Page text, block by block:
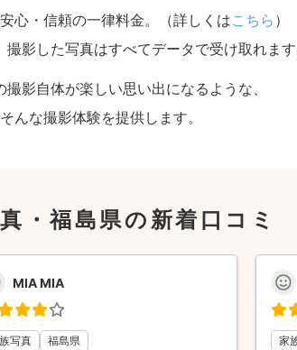
心・信頼の一律料金。（詳しくはこちら ）
影した写真はすべてデータで受け取れます
撮影自体が楽しい思い出になるような、
そんな撮影体験を提供します。
・福島県の新着口コミ
MIA MIA
写真 福島県 家